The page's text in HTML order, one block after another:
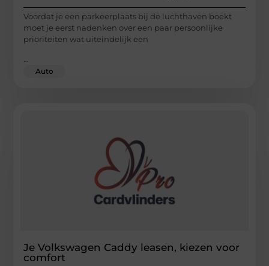
Voordat je een parkeerplaats bij de luchthaven boekt
moet je eerst nadenken over een paar persoonlijke
prioriteiten wat uiteindelijk een
...
Auto
Je Volkswagen Caddy leasen, kiezen voor
comfort